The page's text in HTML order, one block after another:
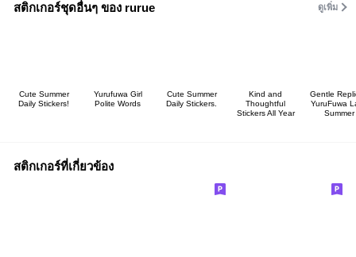
สติกเกอร์ชุดอื่นๆ ของ rurue ดูเพิ่ม
Cute Summer
Daily Stickers!
Yurufuwa Girl
Polite Words
Cute Summer
Daily Stickers.
Kind and
Thoughtful
Stickers All Year
Gentle
YuruFuwa
Summer
สติกเกอร์ที่เกี่ยวข้อง